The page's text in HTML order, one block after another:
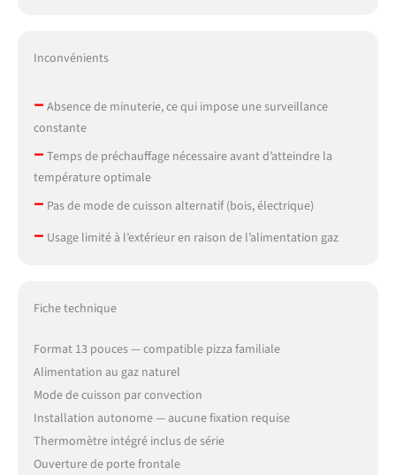
Inconvénients
– Absence de minuterie, ce qui impose une surveillance
constante
– Temps de préchauffage nécessaire avant d’atteindre la
température optimale
– Pas de mode de cuisson alternatif (bois, électrique)
– Usage limité à l’extérieur en raison de l’alimentation gaz
Fiche technique
Format 13 pouces — compatible pizza familiale
Alimentation au gaz naturel
Mode de cuisson par convection
Installation autonome — aucune fixation requise
Thermomètre intégré inclus de série
Ouverture de porte frontale